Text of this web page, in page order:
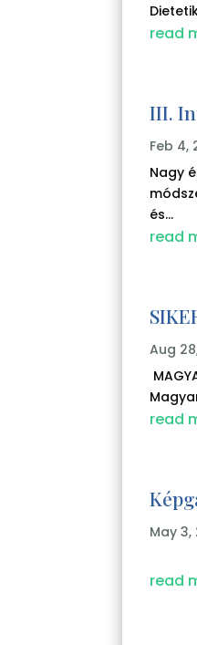
read
III.
Feb 4,
Nagy
és...
read
Aug
read
May 3,
read